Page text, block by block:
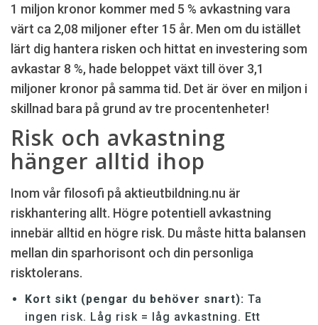
1 miljon kronor kommer med 5 % avkastning vara
värt ca 2,08 miljoner efter 15 år. Men om du istället
lärt dig hantera risken och hittat en investering som
avkastar 8 %, hade beloppet växt till över 3,1
miljoner kronor på samma tid. Det är över en miljon i
skillnad bara på grund av tre procentenheter!
Risk och avkastning
hänger alltid ihop
Inom vår filosofi på aktieutbildning.nu är
riskhantering allt. Högre potentiell avkastning
innebär alltid en högre risk. Du måste hitta balansen
mellan din sparhorisont och din personliga
risktolerans.
Kort sikt (pengar du behöver snart): Ta
ingen risk. Låg risk = låg avkastning. Ett